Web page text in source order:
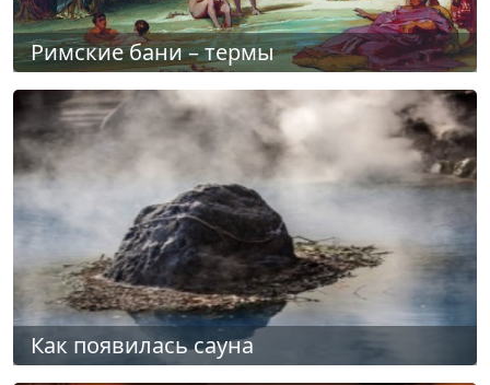
Римские бани – термы
Как появилась сауна